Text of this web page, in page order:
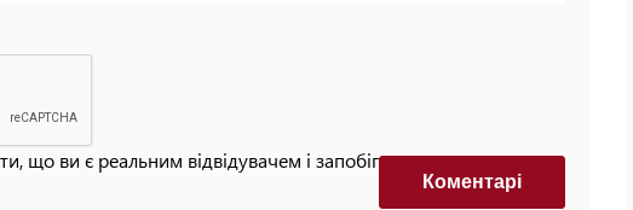
що ви є реальним відвідувачем і запобігти автоматизованим
Коментарi